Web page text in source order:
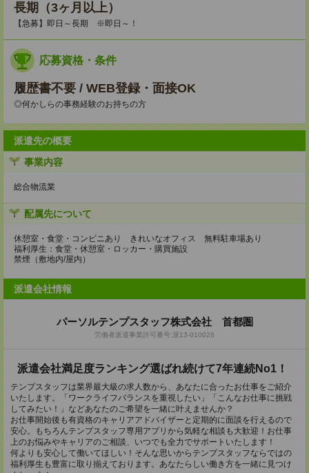
長期（3ヶ月以上）
【急募】即日～長期 ※即日～！
応募資格・条件
履歴書不要 / WEB登録・面接OK
◎何かしらの事務経験のお持ちの方
派遣先の概要
事業内容
総合物流業
配属先について
休憩室・食堂・コンビニあり きれいなオフィス 無料駐車場あり
福利厚生：食堂・休憩室・ロッカー・購買施設
禁煙（敷地内/屋内）
派遣会社情報
パーソルテンプスタッフ株式会社 首都圏
労働者派遣事業許可番号:派13-010026
派遣会社満足度ランキング選ばれ続けて7年連続No1！
テンプスタッフは業界最大級の求人数から、あなたに合ったお仕事をご紹介
いたします。「ワークライフバランスを重視したい」「こんなお仕事に挑戦
してみたい！」などあなたのご希望を一緒に叶えませんか？
お仕事開始後も有資格のキャリアアドバイザーと定期的に面談を行えるので
安心。もちろんテンプスタッフ専用アプリから気軽な相談も大歓迎！お仕事
上のお悩みやキャリアのご相談、いつでも全力でサポートいたします！
何よりも安心して働いてほしい！そんな思いからテンプスタッフならではの
福利厚生も豊富に取り揃えております。あなたらしい働き方を一緒に見つけ